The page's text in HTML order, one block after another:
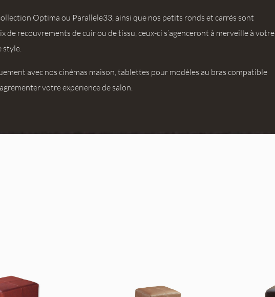
Optima ou Parallele33, ainsi que nos petits ronds et carrés sont
de recouvrements de cuir ou de tissu, ceux-ci s’agenceront à merveille à votre
style.
avec nos cinémas maison, tablettes pour modèles au bras compatible
votre expérience de salon.